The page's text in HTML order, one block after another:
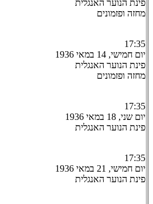
פינת הנוער האנגלית
מחזה ופזמונים
17:35
יום חמישי, 14 במאי 1936
פינת הנוער האנגלית
מחזה ופזמונים
17:35
יום שני, 18 במאי 1936
פינת הנוער האנגלית
17:35
יום חמישי, 21 במאי 1936
פינת הנוער האנגלית